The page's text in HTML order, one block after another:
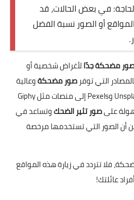
في بعض الحالات، قد
أو الصور نسبة الفضل
مضحكة جدًالأغراض شخصية أو
التي توفرصور مضحكةوعالية
الجودة. من مواقع مثل Unsplash وPexels إلى منصات مثل Giphy
صور تثير الضحكوتساعد في
أن الصور التي تستخدمها مرخصة
فلا تتردد في زيارة هذه المواقع
عائلتك!